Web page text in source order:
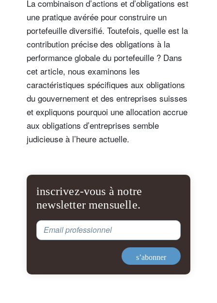
La combinaison d’actions et d’obligations est
une pratique avérée pour construire un
portefeuille diversifié. Toutefois, quelle est la
contribution précise des obligations à la
performance globale du portefeuille ? Dans
cet article, nous examinons les
caractéristiques spécifiques aux obligations
du gouvernement et des entreprises suisses
et expliquons pourquoi une allocation accrue
aux obligations d’entreprises semble
judicieuse à l’heure actuelle.
inscrivez-vous à notre
newsletter mensuelle.
Email professionnel
s’abonner